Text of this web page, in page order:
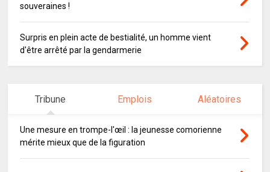
souveraines !
Surpris en plein acte de bestialité, un homme vient
d'être arrêté par la gendarmerie
Tribune Emplois Aléatoires
Une mesure en trompe-l'œil : la jeunesse comorienne
mérite mieux que de la figuration